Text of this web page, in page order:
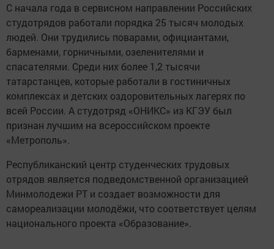
С начала года в сервисном направлении Российских
студотрядов работали порядка 25 тысяч молодых
людей. Они трудились поварами, официантами,
барменами, горничными, озеленителями и
спасателями. Среди них более 1,2 тысячи
татарстанцев, которые работали в гостиничных
комплексах и детских оздоровительных лагерях по
всей России. А студотряд «ОНИКС» из КГЭУ был
признан лучшим на всероссийском проекте
«Метрополь».
Республиканский центр студенческих трудовых
отрядов является подведомственной организацией
Минмолодежи РТ и создает возможности для
самореализации молодёжи, что соответствует целям
национального проекта «Образование».